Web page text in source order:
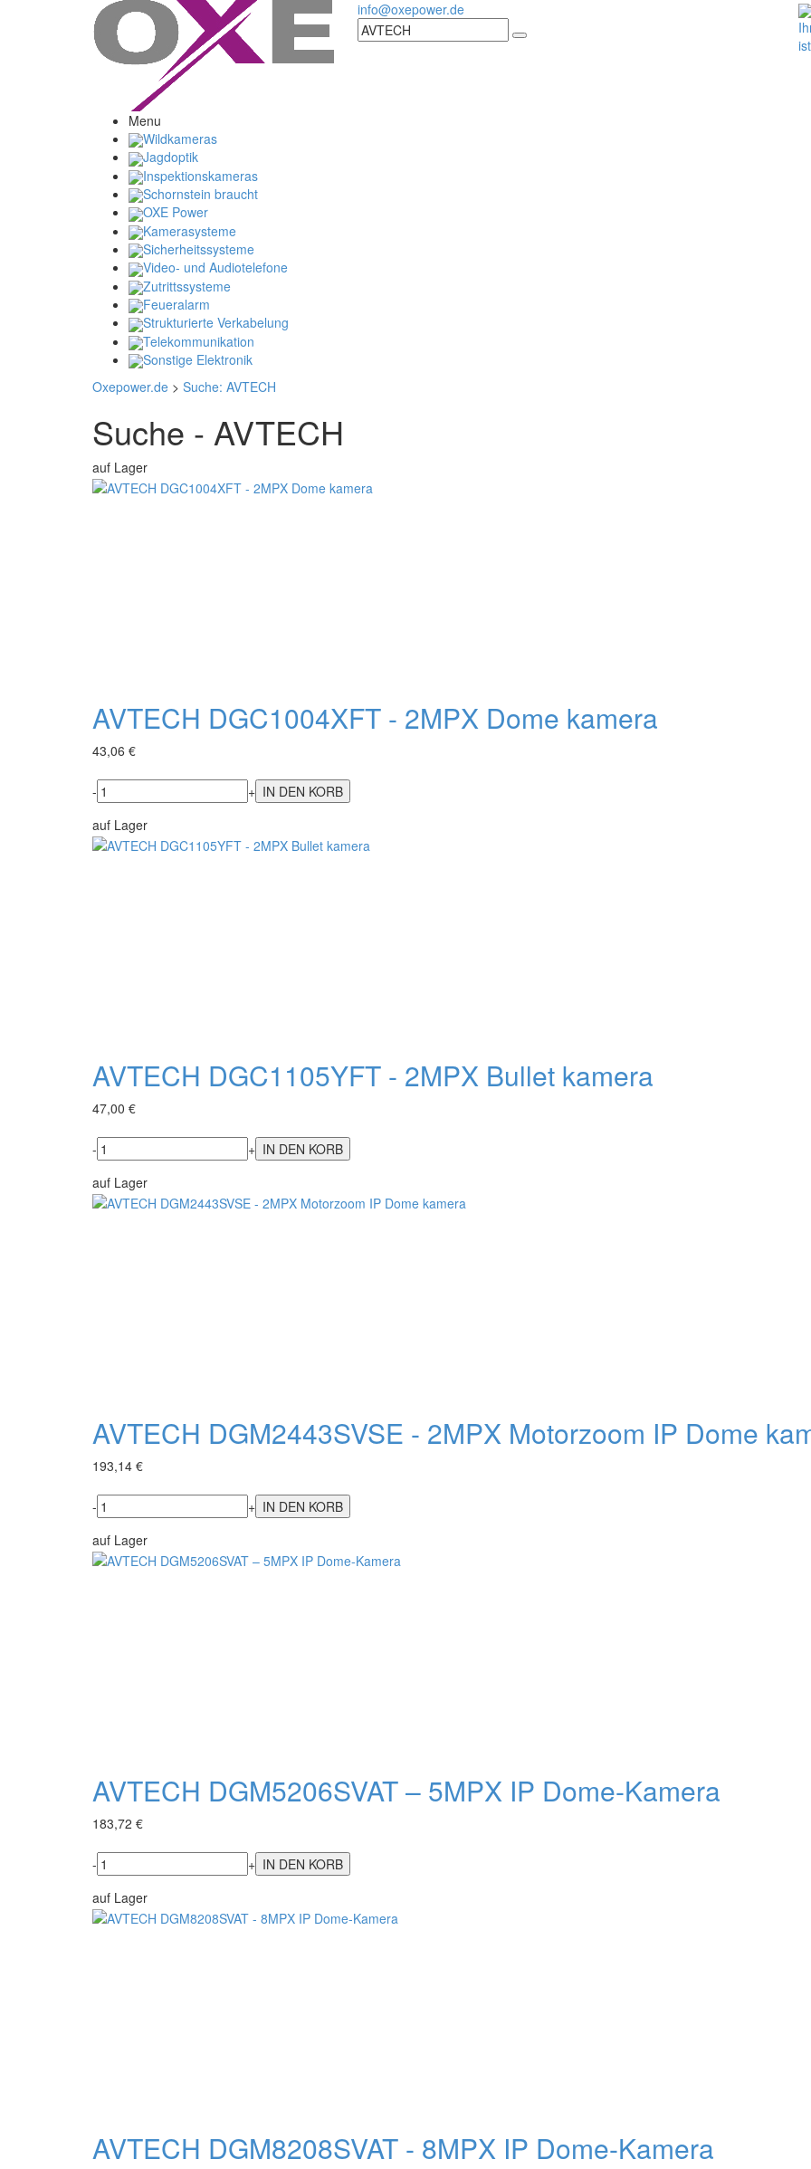
info@oxepower.de
Menu
Wildkameras
Jagdoptik
Inspektionskameras
Schornstein braucht
OXE Power
Kamerasysteme
Sicherheitssysteme
Video- und Audiotelefone
Zutrittssysteme
Feueralarm
Strukturierte Verkabelung
Telekommunikation
Sonstige Elektronik
Oxepower.de > Suche: AVTECH
Suche - AVTECH
auf Lager
AVTECH DGC1004XFT - 2MPX Dome kamera
43,06 €
-
+
auf Lager
AVTECH DGC1105YFT - 2MPX Bullet kamera
47,00 €
-
+
auf Lager
AVTECH DGM2443SVSE - 2MPX Motorzoom IP Dome
193,14 €
-
+
auf Lager
AVTECH DGM5206SVAT – 5MPX IP Dome-Kamera
183,72 €
-
+
auf Lager
AVTECH DGM8208SVAT - 8MPX IP Dome-Kamera